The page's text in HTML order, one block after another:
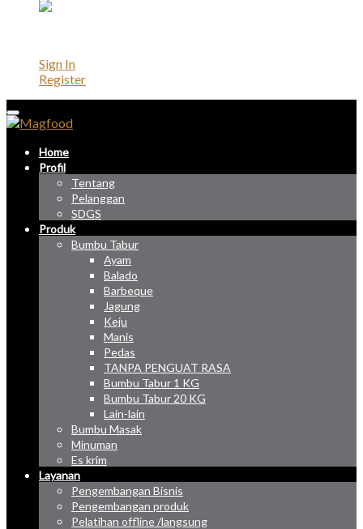
Sign In
Register
Home
Profil
Tentang
Pelanggan
SDGS
Produk
Bumbu Tabur
Ayam
Balado
Barbeque
Jagung
Keju
Manis
Pedas
TANPA PENGUAT RASA
Bumbu Tabur 1 KG
Bumbu Tabur 20 KG
Lain-lain
Bumbu Masak
Minuman
Es krim
Layanan
Pengembangan Bisnis
Pengembangan produk
Pelatihan offline /langsung